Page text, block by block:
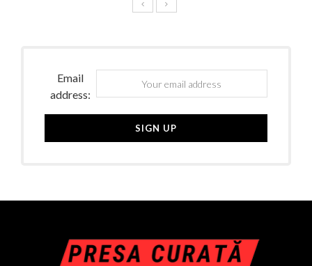
Email
address: